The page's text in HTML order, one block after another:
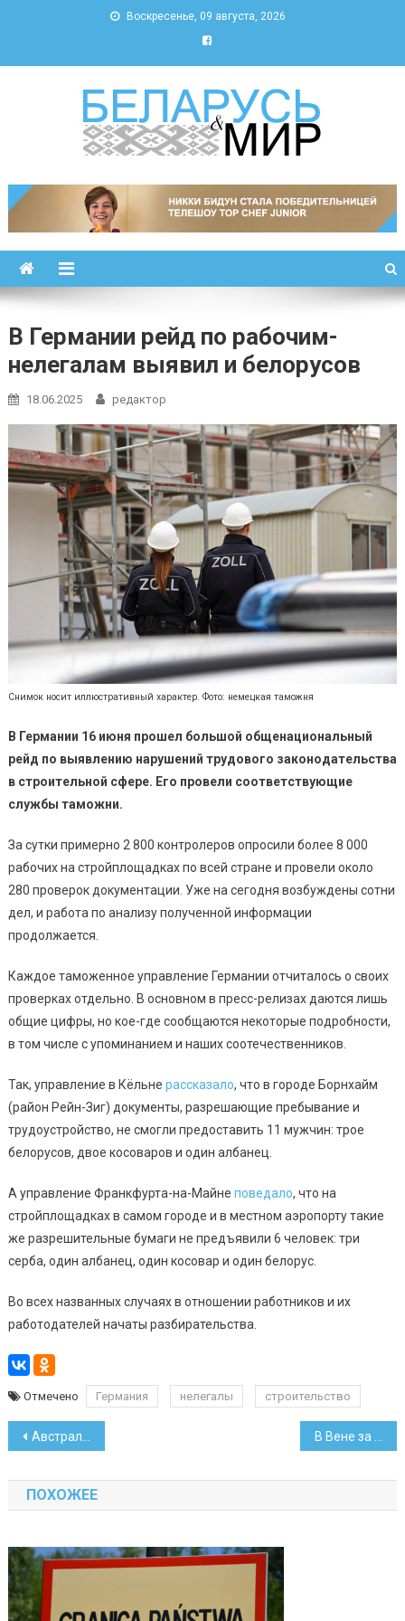
Воскресенье, 09 августа, 2026
Беларусь и мир
В Германии рейд по рабочим-
нелегалам выявил и белорусов
18.06.2025 редактор
Снимок носит иллюстративный характер. Фото: немецкая таможня
В Германии 16 июня прошел большой общенациональный
рейд по выявлению нарушений трудового законодательства
в строительной сфере. Его провели соответствующие
службы таможни.
За сутки примерно 2 800 контролеров опросили более 8 000
рабочих на стройплощадках по всей стране и провели около
280 проверок документации. Уже на сегодня возбуждены сотни
дел, и работа по анализу полученной информации
продолжается.
Каждое таможенное управление Германии отчиталось о своих
проверках отдельно. В основном в пресс-релизах даются лишь
общие цифры, но кое-где сообщаются некоторые подробности,
в том числе с упоминанием и наших соотечественников.
Так, управление в Кёльне рассказало, что в городе Борнхайм
(район Рейн-Зиг) документы, разрешающие пребывание и
трудоустройство, не смогли предоставить 11 мужчин: трое
белорусов, двое косоваров и один албанец.
А управление Франкфурта-на-Майне поведало, что на
стройплощадках в самом городе и в местном аэропорту такие
же разрешительные бумаги не предъявили 6 человек: три
серба, один албанец, один косовар и один белорус.
Во всех названных случаях в отношении работников и их
работодателей начаты разбирательства.
Отмечено Германия нелегалы строительство
Навигация
по
записям
Австралийское радио сделало «Белоснежку» белоруса альбомом недели
ПОХОЖЕЕ